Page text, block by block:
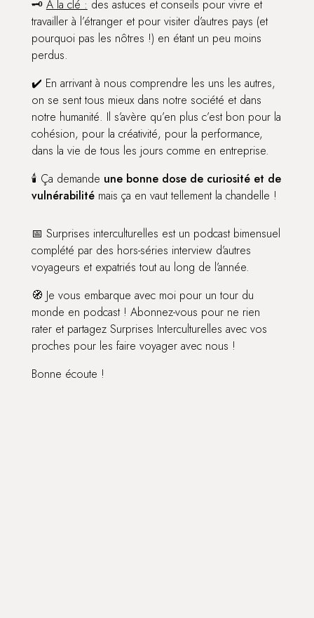
🗝️ À la clé : des astuces et conseils pour vivre et
travailler à l’étranger et pour visiter d’autres pays (et
pourquoi pas les nôtres !) en étant un peu moins
perdus.
✔️ En arrivant à nous comprendre les uns les autres,
on se sent tous mieux dans notre société et dans
notre humanité. Il s’avère qu’en plus c’est bon pour la
cohésion, pour la créativité, pour la performance,
dans la vie de tous les jours comme en entreprise.
🕯️ Ça demande une bonne dose de curiosité et de
vulnérabilitémais ça en vaut tellement la chandelle !
📅 Surprises interculturelles est un podcast bimensuel
complété par des hors-séries interview d’autres
voyageurs et expatriés tout au long de l’année.
🧭 Je vous embarque avec moi pour un tour du
monde en podcast ! Abonnez-vous pour ne rien
rater et partagez Surprises Interculturelles avec vos
proches pour les faire voyager avec nous !
Bonne écoute !